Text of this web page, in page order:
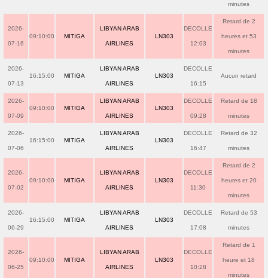
minutes
2026-
07-16
09:10:00 MITIGA
LIBYAN ARAB
AIRLINES
LN303
DECOLLE
12:03
Retard de 2
heures et 53
minutes
2026-
07-13
16:15:00 MITIGA
LIBYAN ARAB
AIRLINES
LN303
DECOLLE
16:15
Aucun retard
2026-
07-09
09:10:00 MITIGA
LIBYAN ARAB
AIRLINES
LN303
DECOLLE
09:28
Retard de 18
minutes
2026-
07-06
16:15:00 MITIGA
LIBYAN ARAB
AIRLINES
LN303
DECOLLE
16:47
Retard de 32
minutes
2026-
07-02
09:10:00 MITIGA
LIBYAN ARAB
AIRLINES
LN303
DECOLLE
11:30
Retard de 2
heures et 20
minutes
2026-
06-29
16:15:00 MITIGA
LIBYAN ARAB
AIRLINES
LN303
DECOLLE
17:08
Retard de 53
minutes
2026-
06-25
09:10:00 MITIGA
LIBYAN ARAB
AIRLINES
LN303
DECOLLE
10:28
Retard de 1
heure et 18
minutes